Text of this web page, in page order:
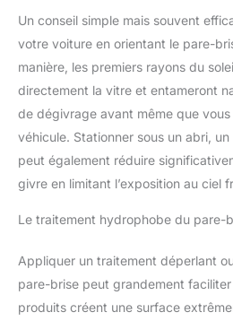
Un conseil simple mais souvent
votre voiture en orientant le pare-
manière, les premiers rayons du
directement la vitre et entameront
de dégivrage avant même que vous
véhicule. Stationner sous un abri,
peut également réduire
givre en limitant l’exposition au ciel
Le traitement hydrophobe du pare-
Appliquer un traitement déperlant
pare-brise peut grandement
produits créent une surface